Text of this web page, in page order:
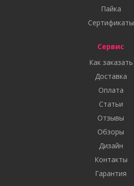
Пайка
Сертификаты
Сервис
Как заказать
Доставка
Оплата
Статьи
Отзывы
Обзоры
Дизайн
Контакты
Гарантия